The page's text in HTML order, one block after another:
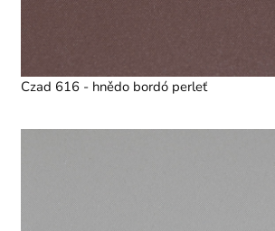
Czad 616 - hnědo bordó perleť